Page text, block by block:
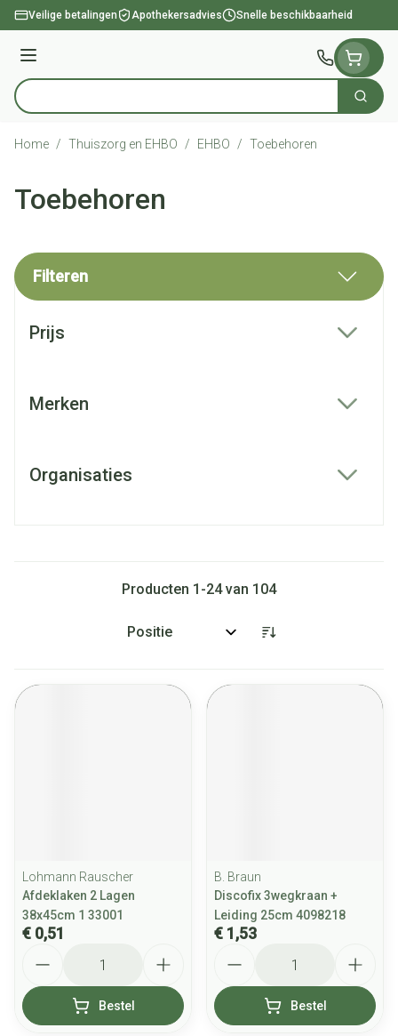
Ga naar de inhoud
Veilige betalingen Apothekersadvies Snelle beschikbaarheid
Menu
Product, merk, categorie... Zoek
Home / Thuiszorg en EHBO / EHBO / Toebehoren
Toebehoren
Filteren
Prijs
Merken
Organisaties
Producten 1 -24van 104
Sorteer op:
Lohmann Rauscher
Afdeklaken 2 Lagen
38x45cm 1 33001
€ 0,51
Bestel
B. Braun
Discofix 3wegkraan +
Leiding 25cm 4098218
€ 1,53
Bestel